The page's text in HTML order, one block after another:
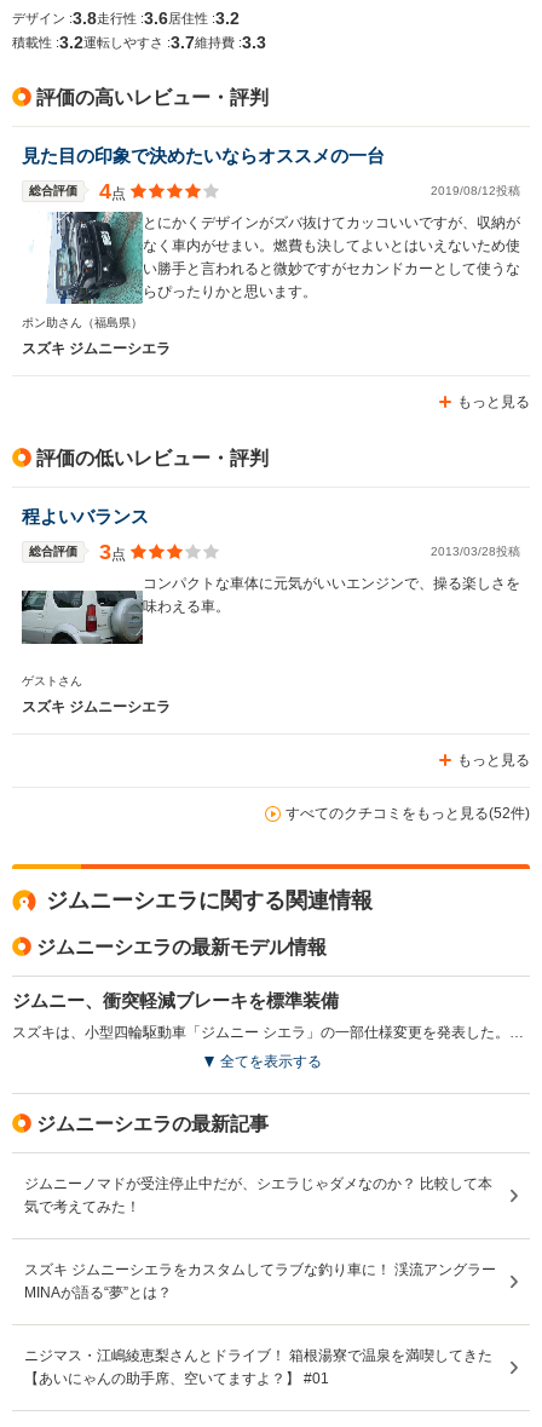
デザイン :3.8走行性 :3.6居住性 :3.2
積載性 :3.2運転しやすさ :3.7維持費 :3.3
評価の高いレビュー・評判
見た目の印象で決めたいならオススメの一台
総合評価 4点 2019/08/12投稿
とにかくデザインがズバ抜けてカッコいいですが、収納が
なく車内がせまい。燃費も決してよいとはいえないため使
い勝手と言われると微妙ですがセカンドカーとして使うな
らぴったりかと思います。
ポン助さん （福島県）
スズキ ジムニーシエラ
もっと見る
評価の低いレビュー・評判
程よいバランス
総合評価 3点 2013/03/28投稿
コンパクトな車体に元気がいいエンジンで、操る楽しさを
味わえる車。
ゲストさん
スズキ ジムニーシエラ
もっと見る
すべてのクチコミをもっと見る(52件)
ジムニーシエラに関する関連情報
ジムニーシエラの最新モデル情報
ジムニー、衝突軽減ブレーキを標準装備
スズキは、小型四輪駆動車「ジムニー シエラ」の一部仕様変更を発表した。新たに衝突被害軽減ブレーキ「デュアルセンサーブレーキサポートII」を採用し、車線逸脱抑制機能を標準装備したことで、より安全な走行を実現した。また、アダプティブクルーズコントロールを全グレードで標準搭載し、4AT車には全車速追従機能と後方誤発進抑制機能も追加されている。さらに、ディスプレイオーディオがスズキコネクトに対応し、快適性と利便性も向上した。（2025.11）
全てを表示する
ジムニーシエラの最新記事
ジムニーノマドが受注停止中だが、シエラじゃダメなのか？ 比較して本
気で考えてみた！
スズキ ジムニーシエラをカスタムしてラブな釣り車に！ 渓流アングラー
MINAが語る“夢”とは？
ニジマス・江嶋綾恵梨さんとドライブ！ 箱根湯寮で温泉を満喫してきた
【あいにゃんの助手席、空いてますよ？】 #01